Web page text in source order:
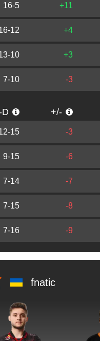
16-5 +11
12 +4
10 +3
7-10 -3
D +/-
15 -3
9-15 -6
7-14 -7
7-15 -8
7-16 -9
fnatic